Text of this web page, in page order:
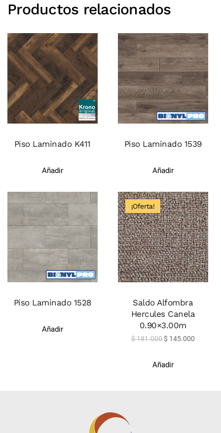
Productos relacionados
Piso Laminado K411
Añadir
Piso Laminado 1539
Añadir
Piso Laminado 1528
Añadir
¡Oferta!
Saldo Alfombra
Hercules Canela
0.90×3.00m
$181.000$ 145.000
Añadir